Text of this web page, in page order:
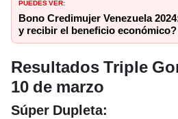
Bono Credimujer Venezuela
y recibir el beneficio
Resultados Triple
10 de marzo
Súper Dupleta: